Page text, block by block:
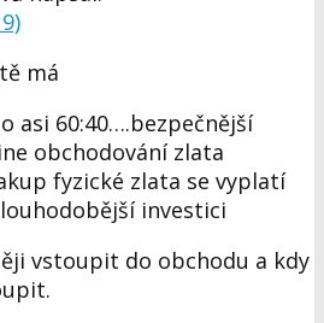
má
asi 60:40….bezpečnější
obchodování zlata
fyzické zlata se vyplatí
investici
vstoupit do obchodu a kdy